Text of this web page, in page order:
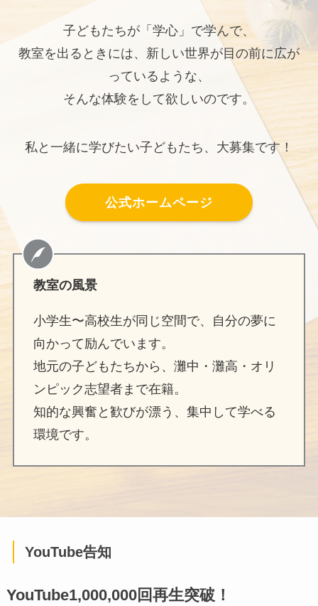
子どもたちが「学心」で学んで、
教室を出るときには、新しい世界が目の前に広が
っているような、
そんな体験をして欲しいのです。
私と一緒に学びたい子どもたち、大募集です！
公式ホームページ
教室の風景
小学生〜高校生が同じ空間で、自分の夢に
向かって励んでいます。
地元の子どもたちから、灘中・灘高・オリ
ンピック志望者まで在籍。
知的な興奮と歓びが漂う、集中して学べる
環境です。
YouTube告知
YouTube1,000,000回再生突破！